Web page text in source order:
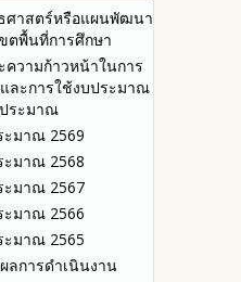
ริหาร
ติดต่อและ ช่อง
ถาม
กฎหมายที่เกี่ยวข้อง
มครองข้อมูลส่วน
าสัมพันธ์
ฒนาสำนักงาน
แนวทางส่งเสริมความ
ศาสตร์หรือแผนพัฒนา
ตพื้นที่การศึกษา
ความก้าวหน้าในการ
ละการใช้งบประมาณ
ระมาณ
ะมาณ 2569
ะมาณ 2568
ะมาณ 2567
ะมาณ 2566
ะมาณ 2565
ลการดำเนินงาน